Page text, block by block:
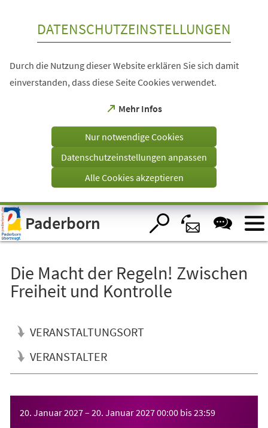
Visuelle
Assistenzsoftware
öffnen.
DATENSCHUTZEINSTELLUNGEN
Durch die Nutzung dieser Website erklären Sie sich damit
einverstanden, dass diese Seite Cookies verwendet.
Mehr Infos
(Öffnet
einem
Tab)
Nur notwendige Cookies
Datenschutzeinstellungen anpassen
Alle Cookies akzeptieren
Paderborn
Die Macht der Regeln! Zwischen
Freiheit und Kontrolle
VERANSTALTUNGSORT
VERANSTALTER
20. Januar 2027– 20. Januar 202700:00 bis23:59